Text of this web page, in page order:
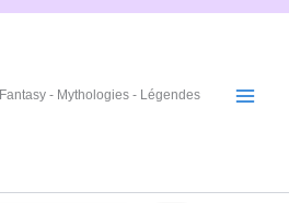
Fantasy - Mythologies - Légendes